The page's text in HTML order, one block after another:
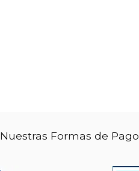
Nuestras Formas de Pago